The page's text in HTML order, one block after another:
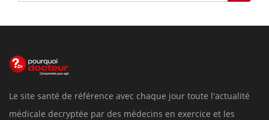
Le site santé de référence avec chaque jour toute l'actualité
médicale decryptée par des médecins en exercice et les